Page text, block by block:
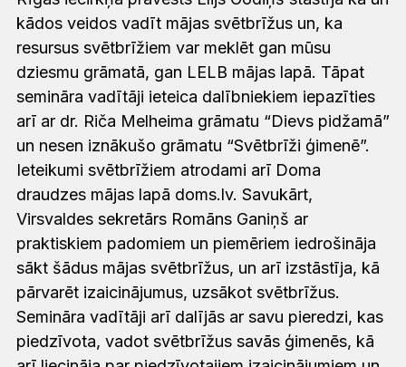
kādos veidos vadīt mājas svētbrīžus un, ka
resursus svētbrīžiem var meklēt gan mūsu
dziesmu grāmatā, gan LELB mājas lapā. Tāpat
semināra vadītāji ieteica dalībniekiem iepazīties
arī ar dr. Riča Melheima grāmatu “Dievs pidžamā”
un nesen iznākušo grāmatu “Svētbrīži ģimenē”.
Ieteikumi svētbrīžiem atrodami arī Doma
draudzes mājas lapā doms.lv. Savukārt,
Virsvaldes sekretārs Romāns Ganiņš ar
praktiskiem padomiem un piemēriem iedrošināja
sākt šādus mājas svētbrīžus, un arī izstāstīja, kā
pārvarēt izaicinājumus, uzsākot svētbrīžus.
Semināra vadītāji arī dalījās ar savu pieredzi, kas
piedzīvota, vadot svētbrīžus savās ģimenēs, kā